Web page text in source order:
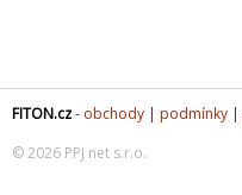
FITON.cz- obchody | podmínky |
© 2026 PPJ net s.r.o.